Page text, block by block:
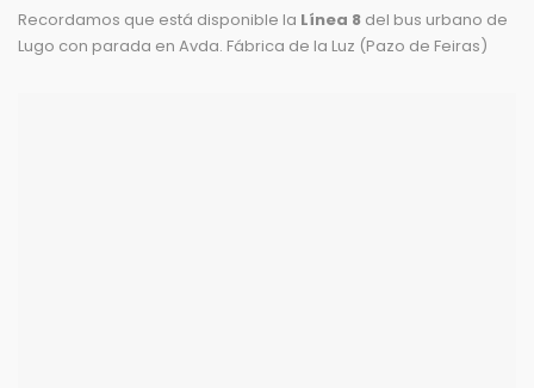
Recordamos que está disponible la Línea 8 del bus urbano de
Lugo con parada en Avda. Fábrica de la Luz (Pazo de Feiras)